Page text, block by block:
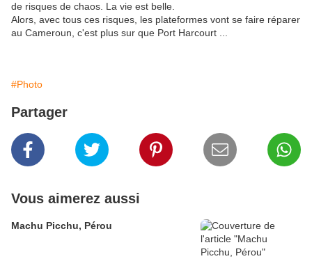
de risques de chaos. La vie est belle.
Alors, avec tous ces risques, les plateformes vont se faire réparer
au Cameroun, c'est plus sur que Port Harcourt ...
#Photo
Partager
Vous aimerez aussi
Machu Picchu, Pérou